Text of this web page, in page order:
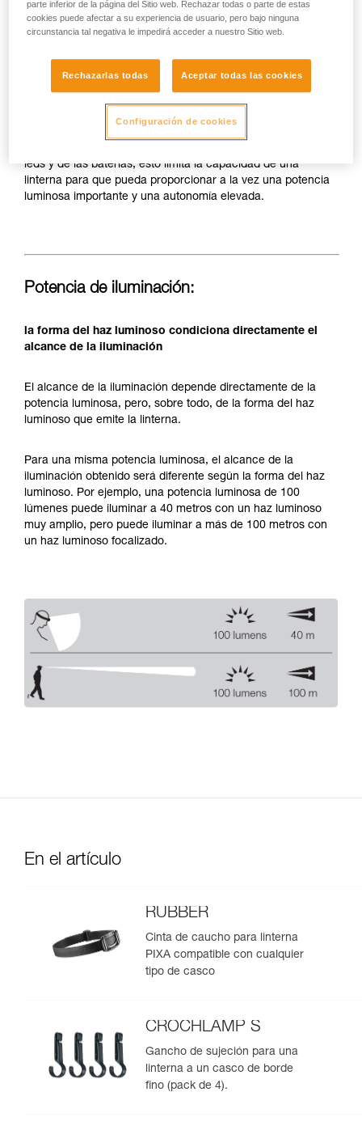
En el caso de una linterna frontal compacta, que siempre se
recargable) suele estar limitada en cuanto a capacidad con
leds y de las baterías, esto limita la capacidad de una
linterna para que pueda proporcionar a la vez una potencia
luminosa importante y una autonomía elevada.
Potencia de iluminación:
la forma del haz luminoso condiciona directamente el
alcance de la iluminación
El alcance de la iluminación depende directamente de la
potencia luminosa, pero, sobre todo, de la forma del haz
luminoso que emite la linterna.
Para una misma potencia luminosa, el alcance de la
iluminación obtenido será diferente según la forma del haz
luminoso. Por ejemplo, una potencia luminosa de 100
lúmenes puede iluminar a 40 metros con un haz luminoso
muy amplio, pero puede iluminar a más de 100 metros con
un haz luminoso focalizado.
En el artículo
RUBBER
Cinta de caucho para linterna
PIXA compatible con cualquier
tipo de casco
CROCHLAMP S
Gancho de sujeción para una
linterna a un casco de borde
fino (pack de 4).
parte inferior de la página del Sitio web. Rechazar todas o parte de estas
cookies puede afectar a su experiencia de usuario, pero bajo ninguna
circunstancia tal negativa le impedirá acceder a nuestro Sitio web.
Rechazarlas todas Aceptar todas las cookies
Configuración de cookies